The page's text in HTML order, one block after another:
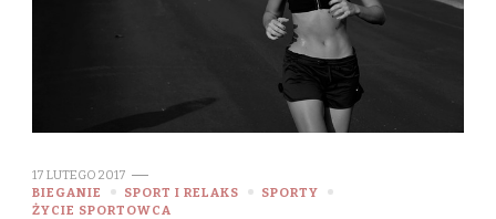
17 LUTEGO 2017
BIEGANIE
SPORT I RELAKS
SPORTY
ŻYCIE SPORTOWCA